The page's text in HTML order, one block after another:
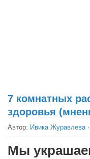
Выборы
Деньги
7 комнатных
здоровья
Автор: Ивика Журавлева ·
Мы